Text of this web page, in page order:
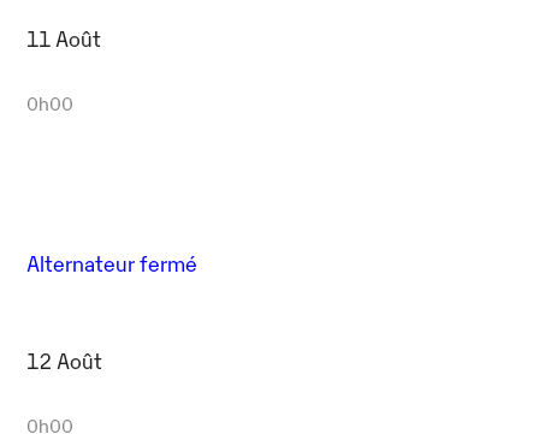
11 Août
0h00
Alternateur fermé
12 Août
0h00